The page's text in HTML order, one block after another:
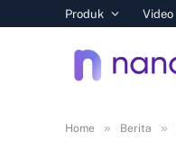
Produk Video
Home » Berita »